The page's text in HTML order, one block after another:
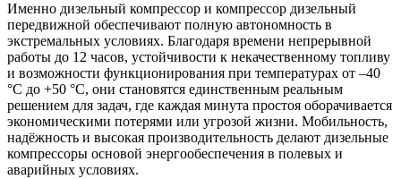
Именно дизельный компрессор и компрессор дизельный
передвижной обеспечивают полную автономность в
экстремальных условиях. Благодаря времени непрерывной
работы до 12 часов, устойчивости к некачественному топливу
и возможности функционирования при температурах от –40
°C до +50 °C, они становятся единственным реальным
решением для задач, где каждая минута простоя оборачивается
экономическими потерями или угрозой жизни. Мобильность,
надёжность и высокая производительность делают дизельные
компрессоры основой энергообеспечения в полевых и
аварийных условиях.